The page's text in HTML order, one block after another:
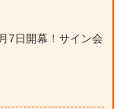
7日開幕！サイン会